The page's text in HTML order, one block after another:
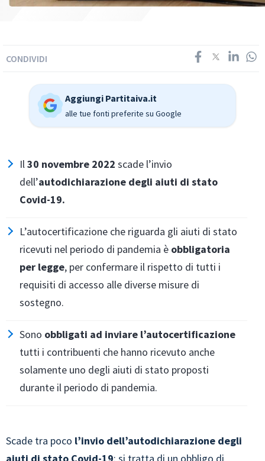
CONDIVIDI
Aggiungi Partitaiva.it
alle tue fonti preferite su Google
Il30 novembre 2022 scade l’invio
dell’autodichiarazione degli aiuti di stato
Covid-19.
L’autocertificazione che riguarda gli aiuti di stato
ricevuti nel periodo di pandemia è obbligatoria
per legge, per confermare il rispetto di tutti i
requisiti di accesso alle diverse misure di
sostegno.
Sono obbligati ad inviare l’autocertificazione
tutti i contribuenti che hanno ricevuto anche
solamente uno degli aiuti di stato proposti
durante il periodo di pandemia.
Scade tra poco l’invio dell’autodichiarazione degli